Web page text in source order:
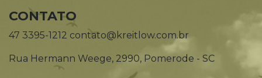
CONTATO
47 3395-1212 contato@kreitlow.com.br
Rua Hermann Weege, 2990, Pomerode - SC